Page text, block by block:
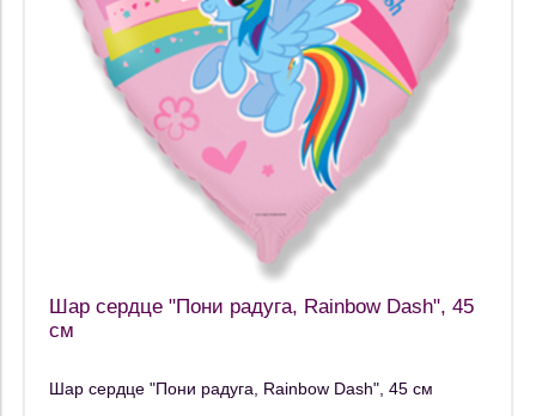
Шар сердце "Пони радуга, Rainbow Dash", 45
см
Шар сердце "Пони радуга, Rainbow Dash", 45 см